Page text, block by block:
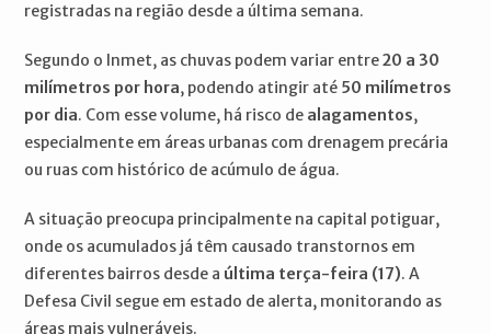
registradas na região desde a última semana.
Segundo o Inmet, as chuvas podem variar entre20 a 30
milímetros por hora, podendo atingir até 50 milímetros
por dia. Com esse volume, há risco de alagamentos,
especialmente em áreas urbanas com drenagem precária
ou ruas com histórico de acúmulo de água.
A situação preocupa principalmente na capital potiguar,
onde os acumulados já têm causado transtornos em
diferentes bairros desde a última terça-feira (17). A
Defesa Civil segue em estado de alerta, monitorando as
áreas mais vulneráveis.